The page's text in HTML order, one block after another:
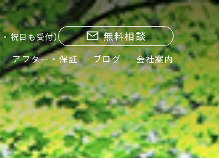
祝日も受付) 無料相談
アフター・保証 ブログ 会社案内